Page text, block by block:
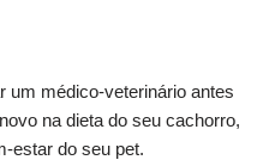
um médico-veterinário antes
na dieta do seu cachorro,
estar do seu pet.